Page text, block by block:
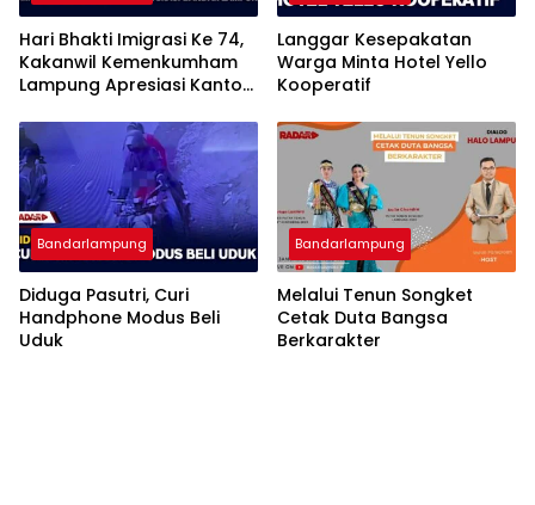
Hari Bhakti Imigrasi Ke 74,
Kakanwil Kemenkumham
Lampung Apresiasi Kantor
Langgar Kesepakatan
Warga Minta Hotel Yello
Kooperatif
Bandarlampung
Diduga Pasutri, Curi
Handphone Modus Beli
Uduk
Bandarlampung
Melalui Tenun Songket
Cetak Duta Bangsa
Berkarakter